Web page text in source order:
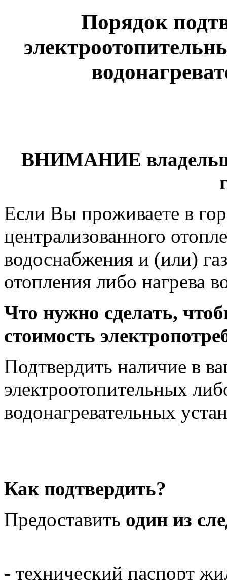
Порядок
ВНИМАНИЕ
Если Вы проживаете в
централизованного
водоснабжения и (или)
отопления либо нагрева
Что нужно сделать,
стоимость
Подтвердить наличие в
электроотопительных
водонагревательных
Как подтвердить?
Предоставить один из
- технический паспорт